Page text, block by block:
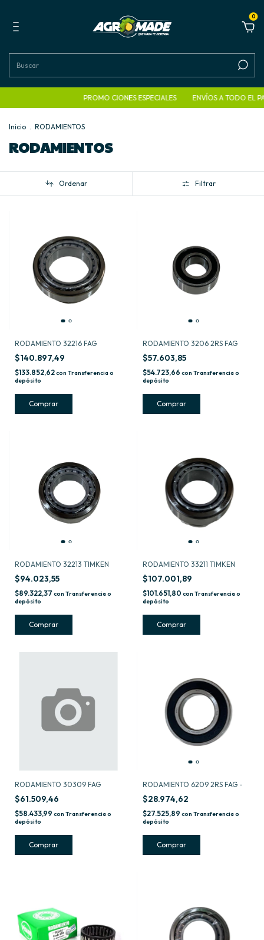
0
PROMO CIONES ESPECIALES ENVÍOS A TODO EL PAÍS
Inicio . RODAMIENTOS
RODAMIENTOS
Ordenar Filtrar
RODAMIENTO 32216 FAG
$140.897,49
$133.852,62con Transferencia o
depósito
RODAMIENTO 3206 2RS FAG
$57.603,85
$54.723,66 con Transferencia o
depósito
RODAMIENTO 32213 TIMKEN
$94.023,55
$89.322,37 con Transferencia o
depósito
RODAMIENTO 33211 TIMKEN
$107.001,89
$101.651,80 con Transferencia o
depósito
RODAMIENTO 30309 FAG
$61.509,46
$58.433,99 con Transferencia o
depósito
RODAMIENTO 6209 2RS FAG -
$28.974,62
$27.525,89 con Transferencia o
depósito